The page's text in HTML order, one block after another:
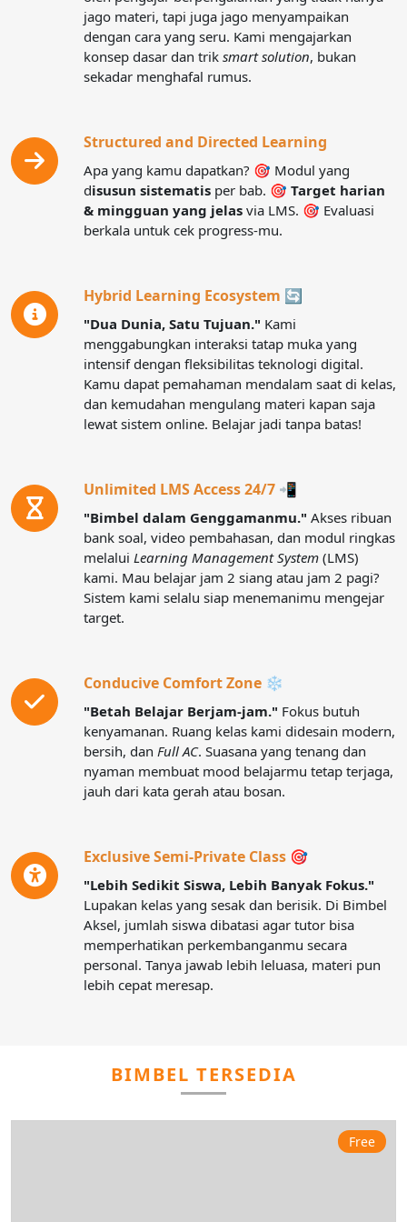
Daftar
online via LMS.
Kenyamanan Maksimal:Kelas Full AC & Semi-
Privat (tidak berdesakan).
Materi Daging:Modul TKA lengkap & terstruktur.
Investasi terbaik untuk masa depanmu dimulai dari
sini. Jangan sampai menyesal karena kehabisan kuota
Daftar
jago materi, tapi juga jago menyampaikan
dengan cara yang seru. Kami mengajarkan
konsep dasar dan trik smart solution, bukan
sekadar menghafal rumus.
Structured and Directed Learning
Apa yang kamu dapatkan? 🎯 Modul yang
disusun sistematis per bab. 🎯 Target harian
& mingguan yang jelas via LMS. 🎯 Evaluasi
berkala untuk cek progress-mu.
Hybrid Learning Ecosystem 🔄
"Dua Dunia, Satu Tujuan." Kami
menggabungkan interaksi tatap muka yang
intensif dengan fleksibilitas teknologi digital.
Kamu dapat pemahaman mendalam saat di kelas,
dan kemudahan mengulang materi kapan saja
lewat sistem online. Belajar jadi tanpa batas!
Unlimited LMS Access 24/7 📲
"Bimbel dalam Genggamanmu." Akses ribuan
bank soal, video pembahasan, dan modul ringkas
melalui Learning Management System (LMS)
kami. Mau belajar jam 2 siang atau jam 2 pagi?
Sistem kami selalu siap menemanimu mengejar
target.
Conducive Comfort Zone ❄️
"Betah Belajar Berjam-jam." Fokus butuh
kenyamanan. Ruang kelas kami didesain modern,
bersih, dan Full AC. Suasana yang tenang dan
nyaman membuat mood belajarmu tetap terjaga,
jauh dari kata gerah atau bosan.
Exclusive Semi-Private Class 🎯
"Lebih Sedikit Siswa, Lebih Banyak Fokus."
Lupakan kelas yang sesak dan berisik. Di Bimbel
Aksel, jumlah siswa dibatasi agar tutor bisa
memperhatikan perkembanganmu secara
personal. Tanya jawab lebih leluasa, materi pun
lebih cepat meresap.
BIMBEL TERSEDIA
Free